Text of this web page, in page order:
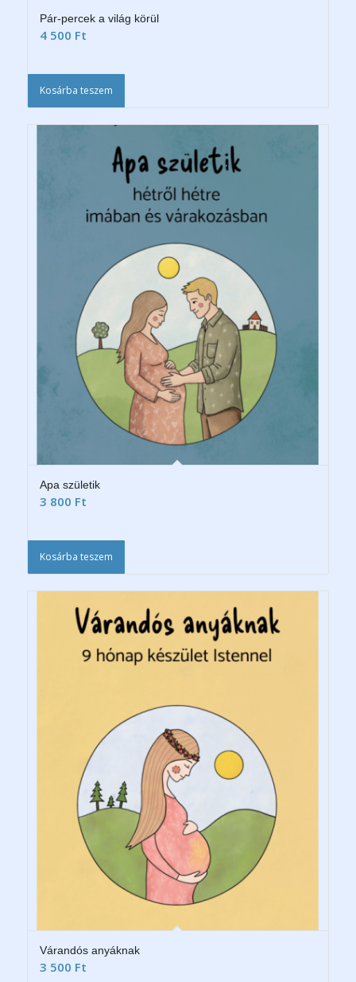
Pár-percek a világ körül
4 500 Ft
Kosárba teszem
Apa születik
3 800 Ft
Kosárba teszem
Várandós anyáknak
3 500 Ft